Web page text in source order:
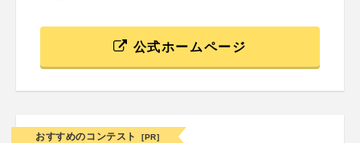
公式ホームページ
おすすめのコンテスト [PR]